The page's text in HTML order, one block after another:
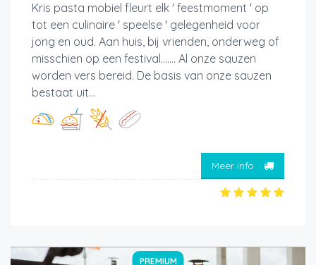
Kris pasta mobiel fleurt elk ' feestmoment ' op
tot een culinaire ' speelse ' gelegenheid voor
jong en oud. Aan huis, bij vrienden, onderweg of
misschien op een festival....... Al onze sauzen
worden vers bereid. De basis van onze sauzen
bestaat uit...
Meer info
PREMIUM